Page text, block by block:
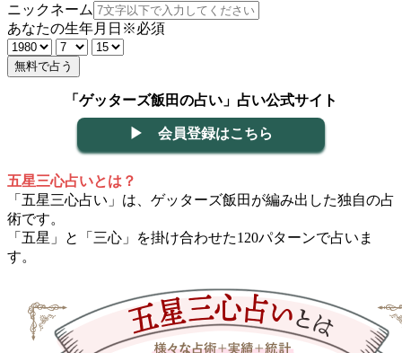
ニックネーム
あなたの生年月日 ※必須
無料で占う
「ゲッターズ飯田の占い」占い公式サイト
▶ 会員登録はこちら
五星三心占いとは？
「五星三心占い」は、ゲッターズ飯田が編み出した独自の占
術です。
「五星」と「三心」を掛け合わせた120パターンで占いま
す。